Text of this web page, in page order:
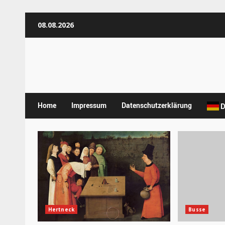
Inhalt08.08.2026
Home Impressum Datenschutzerklärung
Hertneck Busse